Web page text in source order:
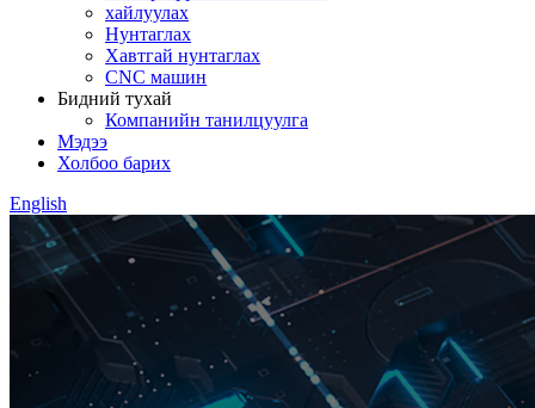
хайлуулах
Нунтаглах
Хавтгай нунтаглах
CNC машин
Бидний тухай
Компанийн танилцуулга
Мэдээ
Холбоо барих
English